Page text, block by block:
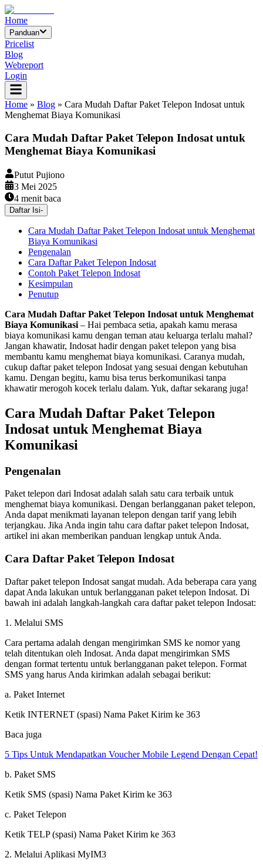
Home
Panduan
Pricelist
Blog
Webreport
Login
Home » Blog » Cara Mudah Daftar Paket Telepon Indosat untuk
Menghemat Biaya Komunikasi
Cara Mudah Daftar Paket Telepon Indosat untuk
Menghemat Biaya Komunikasi
Putut Pujiono
3 Mei 2025
4 menit baca
Daftar Isi-
Cara Mudah Daftar Paket Telepon Indosat untuk Menghemat
Biaya Komunikasi
Pengenalan
Cara Daftar Paket Telepon Indosat
Contoh Paket Telepon Indosat
Kesimpulan
Penutup
Cara Mudah Daftar Paket Telepon Indosat untuk Menghemat
Biaya Komunikasi – Hai pembaca setia, apakah kamu merasa
biaya komunikasi kamu dengan teman atau keluarga terlalu mahal?
Jangan khawatir, Indosat hadir dengan paket telepon yang bisa
membantu kamu menghemat biaya komunikasi. Caranya mudah,
cukup daftar paket telepon Indosat yang sesuai dengan kebutuhan
kamu. Dengan begitu, kamu bisa terus berkomunikasi tanpa
khawatir merogoh kocek terlalu dalam. Yuk, daftar sekarang juga!
Cara Mudah Daftar Paket Telepon
Indosat untuk Menghemat Biaya
Komunikasi
Pengenalan
Paket telepon dari Indosat adalah salah satu cara terbaik untuk
menghemat biaya komunikasi. Dengan berlangganan paket telepon,
Anda dapat menikmati layanan telepon dengan tarif yang lebih
terjangkau. Jika Anda ingin tahu cara daftar paket telepon Indosat,
artikel ini akan memberikan panduan lengkap untuk Anda.
Cara Daftar Paket Telepon Indosat
Daftar paket telepon Indosat sangat mudah. Ada beberapa cara yang
dapat Anda lakukan untuk berlangganan paket telepon Indosat. Di
bawah ini adalah langkah-langkah cara daftar paket telepon Indosat:
1. Melalui SMS
Cara pertama adalah dengan mengirimkan SMS ke nomor yang
telah ditentukan oleh Indosat. Anda dapat mengirimkan SMS
dengan format tertentu untuk berlangganan paket telepon. Format
SMS yang harus Anda kirimkan adalah sebagai berikut:
a. Paket Internet
Ketik INTERNET (spasi) Nama Paket Kirim ke 363
Baca juga
5 Tips Untuk Mendapatkan Voucher Mobile Legend Dengan Cepat!
b. Paket SMS
Ketik SMS (spasi) Nama Paket Kirim ke 363
c. Paket Telepon
Ketik TELP (spasi) Nama Paket Kirim ke 363
2. Melalui Aplikasi MyIM3